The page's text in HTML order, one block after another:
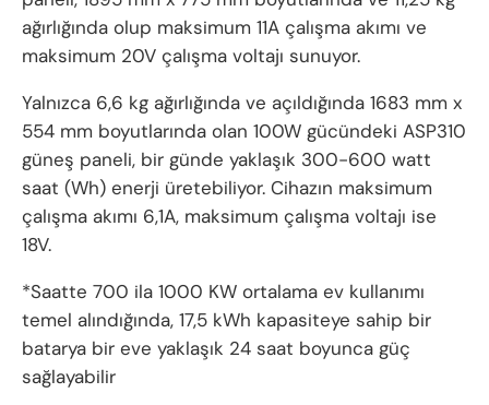
ağırlığında olup maksimum 11A çalışma akımı ve
maksimum 20V çalışma voltajı sunuyor.
Yalnızca 6,6 kg ağırlığında ve açıldığında 1683 mm x
554 mm boyutlarında olan 100W gücündeki ASP310
güneş paneli, bir günde yaklaşık 300-600 watt
saat (Wh) enerji üretebiliyor. Cihazın maksimum
çalışma akımı 6,1A, maksimum çalışma voltajı ise
18V.
*Saatte 700 ila 1000 KW ortalama ev kullanımı
temel alındığında, 17,5 kWh kapasiteye sahip bir
batarya bir eve yaklaşık 24 saat boyunca güç
sağlayabilir